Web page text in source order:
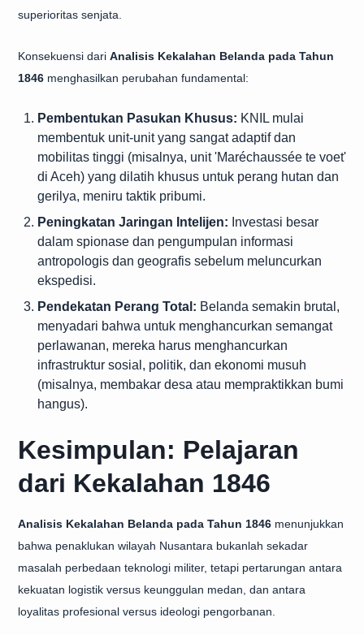
superioritas senjata.
Konsekuensi dari Analisis Kekalahan Belanda pada Tahun
1846 menghasilkan perubahan fundamental:
Pembentukan Pasukan Khusus: KNIL mulai
membentuk unit-unit yang sangat adaptif dan
mobilitas tinggi (misalnya, unit 'Maréchaussée te voet'
di Aceh) yang dilatih khusus untuk perang hutan dan
gerilya, meniru taktik pribumi.
Peningkatan Jaringan Intelijen: Investasi besar
dalam spionase dan pengumpulan informasi
antropologis dan geografis sebelum meluncurkan
ekspedisi.
Pendekatan Perang Total: Belanda semakin brutal,
menyadari bahwa untuk menghancurkan semangat
perlawanan, mereka harus menghancurkan
infrastruktur sosial, politik, dan ekonomi musuh
(misalnya, membakar desa atau mempraktikkan bumi
hangus).
Kesimpulan: Pelajaran
dari Kekalahan 1846
Analisis Kekalahan Belanda pada Tahun 1846 menunjukkan
bahwa penaklukan wilayah Nusantara bukanlah sekadar
masalah perbedaan teknologi militer, tetapi pertarungan antara
kekuatan logistik versus keunggulan medan, dan antara
loyalitas profesional versus ideologi pengorbanan.